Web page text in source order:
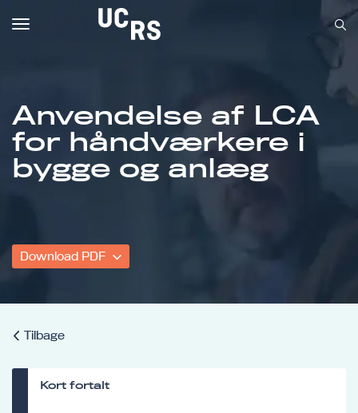
Om UCRS
Bliv faglært
Anvendelse af LCA
for håndværkere i
bygge og anlæg
Download PDF
Tilbage
Kort fortalt